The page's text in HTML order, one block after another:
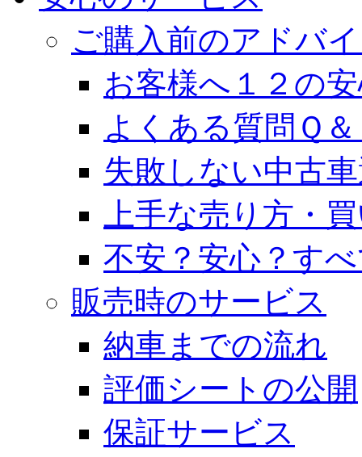
ご購入前のアドバ
お客様へ１２の
よくある質問Ｑ
失敗しない中古
上手な売り方・
不安？安心？す
販売時のサービス
納車までの流れ
評価シートの公開
保証サービス